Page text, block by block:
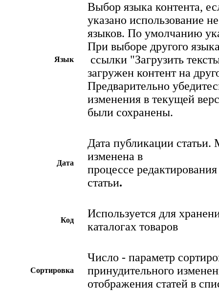
Язык
Выбор языка контента,
указано использование
языков. По умолчанию
При выборе другого
ссылки "Загрузить
загружен контент на
Предварительно
изменения в текущей
были сохранены.
Дата
Дата публикации статьи.
изменена в
процессе редактирования
статьи.
Код
Используется для
каталогах товаров
Сортировка
Число - параметр
принудительного
отображения статей в